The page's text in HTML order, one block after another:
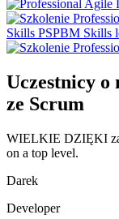
Uczestnicy o
ze Scrum
WIELKIE DZIĘKI za
on a top level.
Darek
Developer